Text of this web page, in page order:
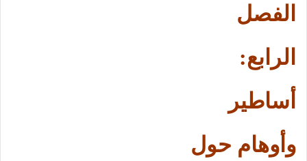
الفصل
الرابع:
أساطير
وأوهام حول